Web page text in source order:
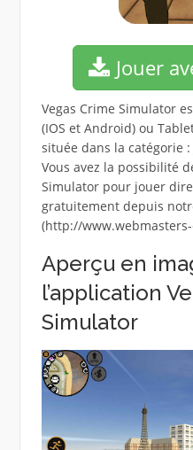
Jouer
Vegas Crime Simulator
(IOS et Android) ou
située dans la catégorie :
Vous avez la possibilité
Simulator pour jouer
gratuitement depuis
(http://
Aperçu en
l’application
Simulator